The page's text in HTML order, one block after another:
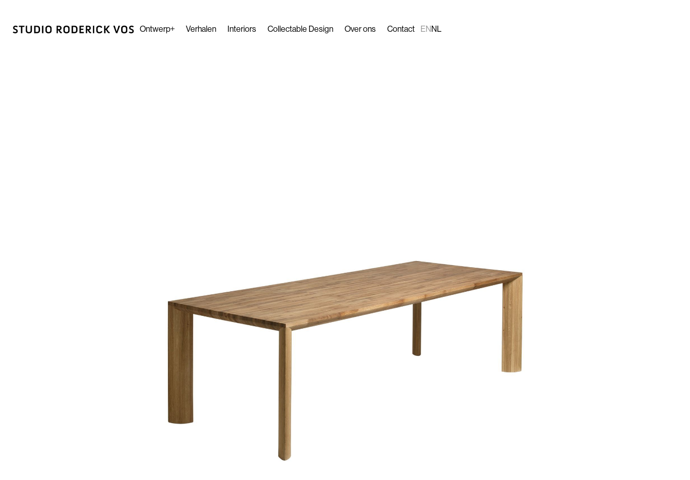
Ontwerp Verhalen Interiors Collectable Design Over ons Contact ENNL